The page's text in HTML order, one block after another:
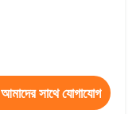
আমাদের সাথে যোগাযোগ